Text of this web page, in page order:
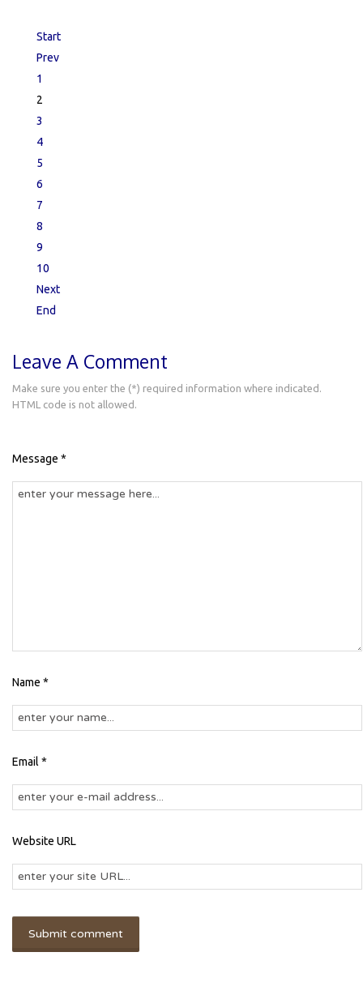
Start
Prev
1
2
3
4
5
6
7
8
9
10
Next
End
Leave A Comment
Make sure you enter the (*) required information where indicated.
HTML code is not allowed.
Message *
Name *
Email *
Website URL